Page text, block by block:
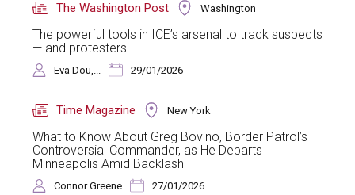
The Washington Post Washington
The powerful tools in ICE’s arsenal to track suspects
— and protesters
Eva Dou,... 29/01/2026
Time Magazine New York
What to Know About Greg Bovino, Border Patrol’s
Controversial Commander, as He Departs
Minneapolis Amid Backlash
Connor Greene 27/01/2026